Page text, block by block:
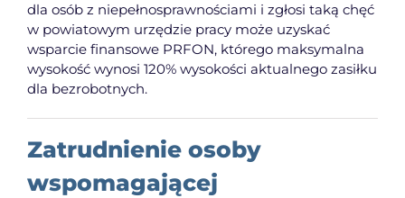
dla osób z niepełnosprawnościami i zgłosi taką chęć
w powiatowym urzędzie pracy może uzyskać
wsparcie finansowe PRFON, którego maksymalna
wysokość wynosi 120% wysokości aktualnego zasiłku
dla bezrobotnych.
Zatrudnienie osoby
wspomagającej